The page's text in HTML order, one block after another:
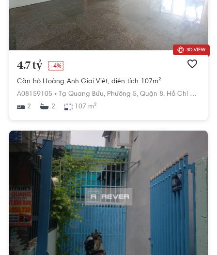
4.7 tỷ -4%
Căn hộ Hoàng Anh Giai Việt, diện tích 107m²
A08159105 •
Tạ Quang Bửu, Phường 5, Quận 8, Hồ Chí Minh
2
2 107 m²